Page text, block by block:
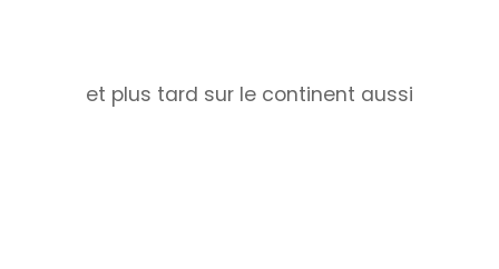
et plus tard sur le continent aussi